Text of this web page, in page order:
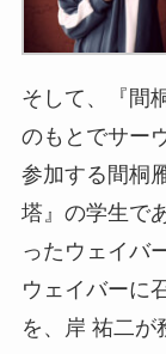
そして、『間
のもとでサー
参加する間桐
塔』の学生で
ったウェイバ
ウェイバーに
を、岸 祐二が